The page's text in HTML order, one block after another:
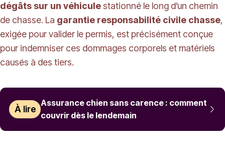
dégâts sur un véhicule stationné le long d’un chemin
de chasse. La garantie responsabilité civile chasse,
exigée pour valider le permis, est précisément conçue
pour indemniser ces dommages corporels et matériels
causés à des tiers.
À lire
Assurance chien sans carence : comment
couvrir dès le lendemain